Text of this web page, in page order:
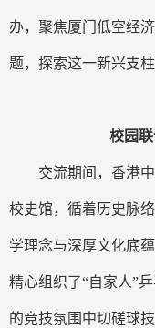
办，聚焦厦门低空经
题，探索这一新兴支
校园
交流期间，香港
校史馆，循着历史脉
学理念与深厚文化底
精心组织了“自家人”
的竞技氛围中切磋球